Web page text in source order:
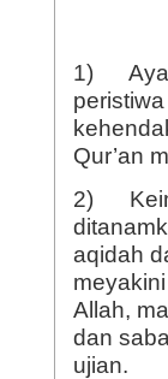
1) Ayat
Qur’an
2)
aqidah
Allah,
dan
ujian.